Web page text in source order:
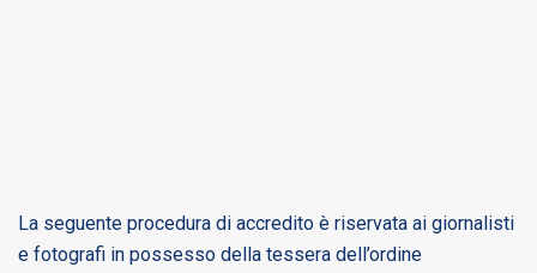
La seguente procedura di accredito è riservata ai giornalisti
e fotografi in possesso della tessera dell’ordine